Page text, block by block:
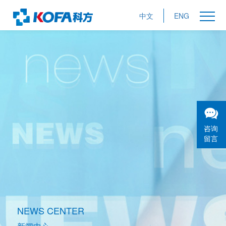
中文 ENG
NEWS CENTER
咨询
留言